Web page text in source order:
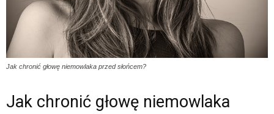
Jak chronić głowę niemowlaka przed słońcem?
Jak chronić głowę niemowlaka